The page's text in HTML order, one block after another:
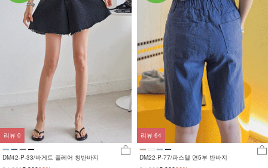
DM42-P-33/바게트 플레어 청반바지
리뷰 0
DM22-P-77/파스텔 면5부 반바지
리뷰 64